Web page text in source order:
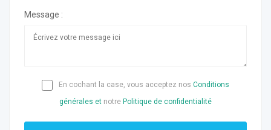
Message :
En cochant la case, vous acceptez nos Conditions
générales et notre Politique de confidentialité